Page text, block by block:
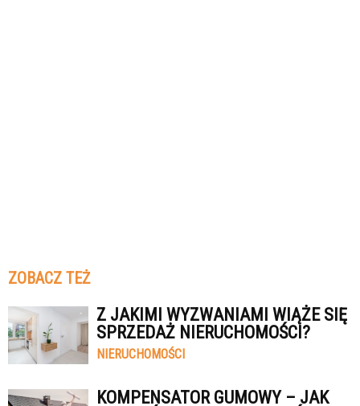
ZOBACZ TEŻ
Z JAKIMI WYZWANIAMI WIĄŻE SIĘ
SPRZEDAŻ NIERUCHOMOŚCI?
NIERUCHOMOŚCI
KOMPENSATOR GUMOWY – JAK